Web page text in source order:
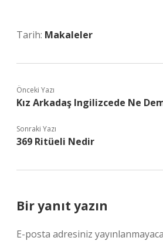
Tarih: Makaleler
Önceki Yazı
Kız Arkadaş Ingilizcede Ne
Sonraki Yazı
369 Ritüeli Nedir
Bir yanıt yazın
E-posta adresiniz